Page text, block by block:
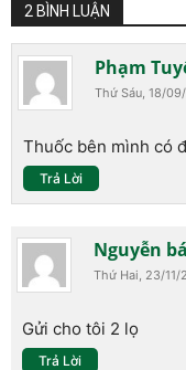
2 BÌNH LUẬN
Phạm
Thứ Sáu, 18/
Thuốc bên mình có
Trả Lời
Nguyễn
Thứ Hai, 23/11/
Gửi cho tôi 2 lọ
Trả Lời